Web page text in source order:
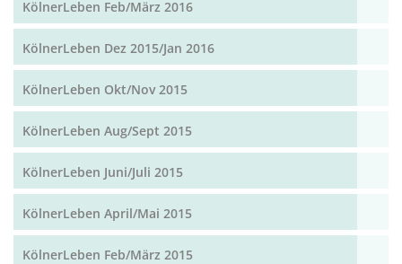
KölnerLeben Feb/März 2016
KölnerLeben Dez 2015/Jan 2016
KölnerLeben Okt/Nov 2015
KölnerLeben Aug/Sept 2015
KölnerLeben Juni/Juli 2015
KölnerLeben April/Mai 2015
KölnerLeben Feb/März 2015